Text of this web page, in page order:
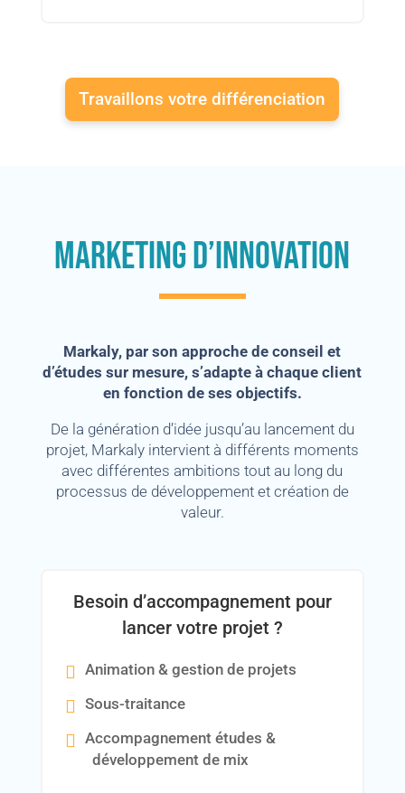
Travaillons votre différenciation
Marketing d’innovation
Markaly, par son approche de conseil et
d’études sur mesure, s’adapte à chaque client
en fonction de ses objectifs.
De la génération d’idée jusqu’au lancement du
projet, Markaly intervient à différents moments
avec différentes ambitions tout au long du
processus de développement et création de
valeur.
Besoin d’accompagnement pour
lancer votre projet ?
Animation & gestion de projets
Sous-traitance
Accompagnement études &
développement de mix